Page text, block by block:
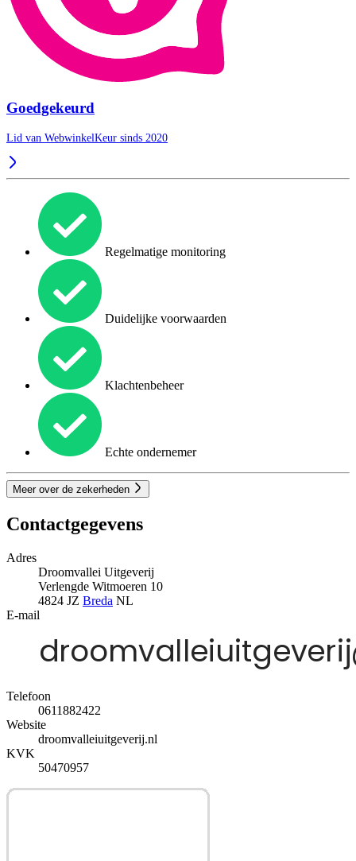
Goedgekeurd
Lid van WebwinkelKeur sinds 2020
Regelmatige monitoring
Duidelijke voorwaarden
Klachtenbeheer
Echte ondernemer
Meer over de zekerheden
Contactgegevens
Adres
Droomvallei Uitgeverij
Verlengde Witmoeren 10
4824 JZ Breda NL
E-mail
Telefoon
0611882422
Website
droomvalleiuitgeverij.nl
KVK
50470957